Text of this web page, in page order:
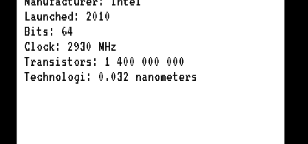
Launched: 2010
Bits: 64
Clock: 2930 MHz
Transistors: 1 400 000 000
Technologi: 0.032 nanometers